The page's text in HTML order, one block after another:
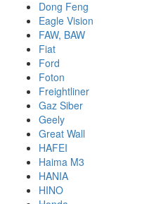
Dong Feng
Eagle Vision
FAW, BAW
Fiat
Ford
Foton
Freightliner
Gaz Siber
Geely
Great Wall
HAFEI
Haima M3
HANIA
HINO